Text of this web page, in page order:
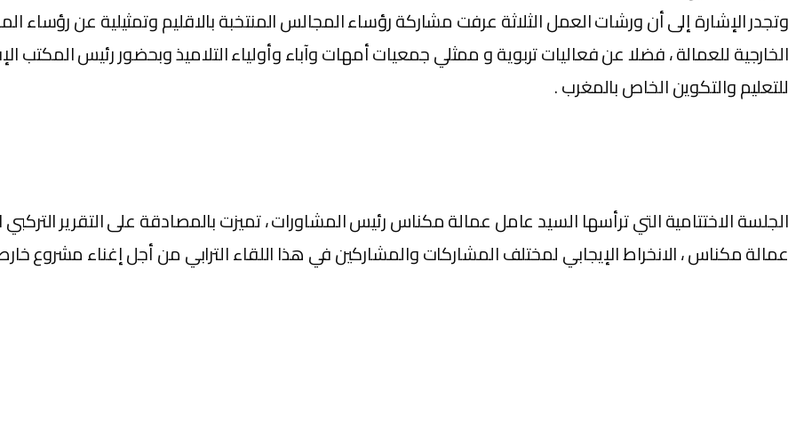
وتجدر الإشارة إلى أن ورشات العمل الثلاثة عرفت مشاركة رؤساء المجالس المنتخبة بالاقليم وتمثيلية عن
الخارجية للعمالة ، فضلا عن فعاليات تربوية و ممثلي جمعيات أمهات وآباء وأولياء التلاميذ وبحضور رئيس المكتب
للتعليم والتكوين الخاص بالمغرب .
الجلسة الاختتامية التي ترأسها السيد عامل عمالة مكناس رئيس المشاورات ، تميزت بالمصادقة على التقرير
عمالة مكناس ، الانخراط الإيجابي لمختلف المشاركات والمشاركين في هذا اللقاء الترابي من أجل إغناء مشروع